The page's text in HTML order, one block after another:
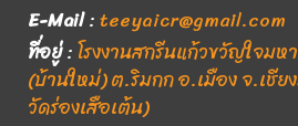
E-Mail:teeyaicr@gmail.com
ที่อยู่:โรงงานสกรีนแก้วขวัญใจมห
(บ้านใหม่) ต.ริมกก อ.เมือง จ.เชีย
วัดร่องเสือเต้น)